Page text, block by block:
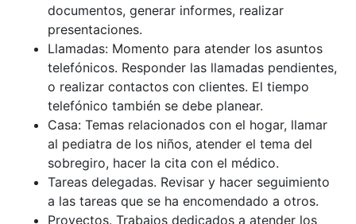
documentos, generar informes, realizar
presentaciones.
Llamadas: Momento para atender los asuntos
telefónicos. Responder las llamadas pendientes,
o realizar contactos con clientes. El tiempo
telefónico también se debe planear.
Casa: Temas relacionados con el hogar, llamar
al pediatra de los niños, atender el tema del
sobregiro, hacer la cita con el médico.
Tareas delegadas. Revisar y hacer seguimiento
a las tareas que se ha encomendado a otros.
Proyectos. Trabajos dedicados a atender los